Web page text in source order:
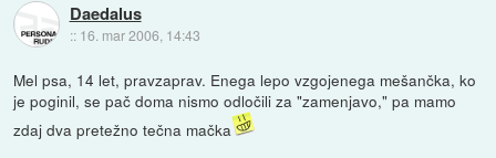
Daedalus
:: 16. mar 2006, 14:43
Mel psa, 14 let, pravzaprav. Enega lepo vzgojenega mešančka, ko
je poginil, se pač doma nismo odločili za "zamenjavo," pa mamo
zdaj dva pretežno tečna mačka